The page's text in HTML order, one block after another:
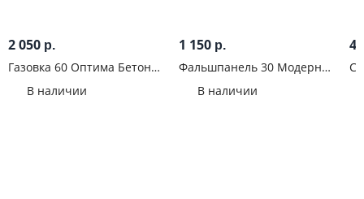
2 050 р.
Газовка 60 Оптима Бетон
В наличии
1 150 р.
Фальшпанель 30 Модерн
В наличии
4